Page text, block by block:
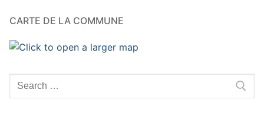
CARTE DE LA COMMUNE
Rechercher
: